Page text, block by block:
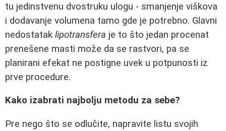
tu jedinstvenu dvostruku ulogu - smanjenje viškova
i dodavanje volumena tamo gde je potrebno. Glavni
nedostatak lipotransfera je to što jedan procenat
prenešene masti može da se rastvori, pa se
planirani efekat ne postigne uvek u potpunosti iz
prve procedure.
Kako izabrati najbolju metodu za sebe?
Pre nego što se odlučite, napravite listu svojih